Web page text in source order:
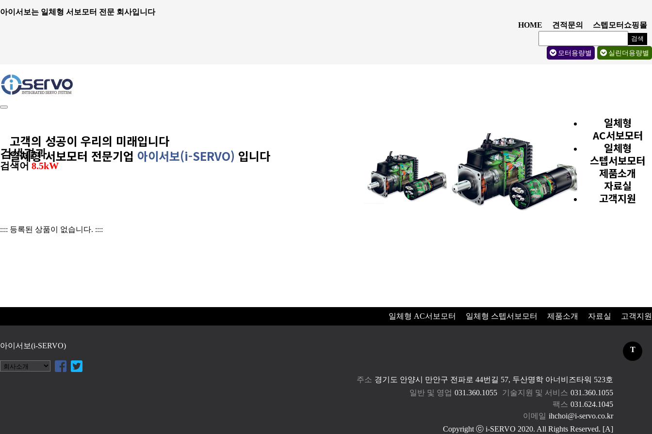
아이서보는 일체형 서보모터 전문 회사입니다
HOME
견적문의 스텝모터쇼핑몰
검색
모터용량별 실린더용량별
Toggle
일체형
AC서보모터
일체형
스텝서보모터
제품소개
자료실
고객지원
고객의 성공이 우리의 미래입니다
일체형 서보모터 전문기업 아이서보(i-SERVO) 입니다
검색결과
검색어8.5kW
:::: 등록된 상품이 없습니다. ::::
일체형 AC서보모터 일체형 스텝서보모터 제품소개 자료실 고객지원
아이서보(i-SERVO)
주소 경기도 안양시 만안구 전파로 44번길 57, 두산명학 아너비즈타워 523호
일반 및 영업 031.360.1055 기술지원 및 서비스 031.360.1055
팩스 031.624.1045
이메일 ihchoi@i-servo.co.kr
Copyright ⓒ i-SERVO 2020. All Rights Reserved. [A]
T